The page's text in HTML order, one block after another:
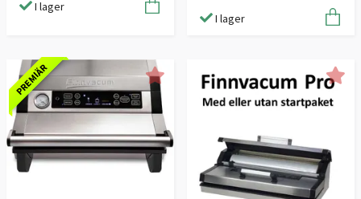
I lager
I lager
PREMIÄR